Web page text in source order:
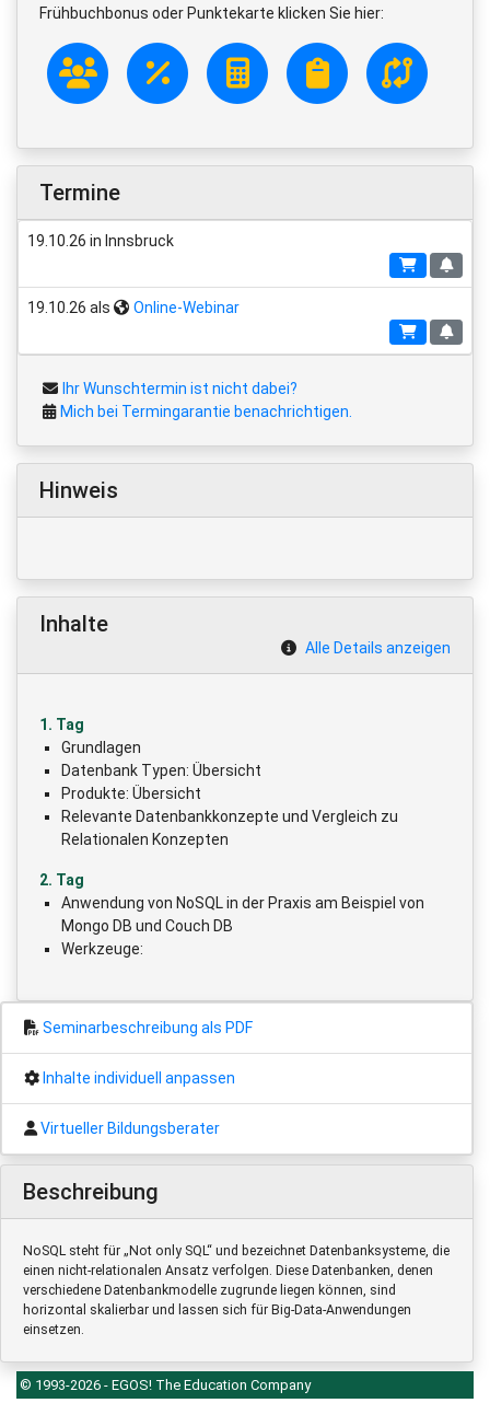
Frühbuchbonus oder Punktekarte klicken Sie hier:
Termine
19.10.26 in Innsbruck
19.10.26 als Online-Webinar
Ihr Wunschtermin ist nicht dabei?
Mich bei Termingarantie benachrichtigen.
Hinweis
Inhalte
Alle Details anzeigen
1. Tag
Grundlagen
Datenbank Typen: Übersicht
Produkte: Übersicht
Relevante Datenbankkonzepte und Vergleich zu
Relationalen Konzepten
2. Tag
Anwendung von NoSQL in der Praxis am Beispiel von
Mongo DB und Couch DB
Werkzeuge:
Seminarbeschreibung als PDF
Inhalte individuell anpassen
Virtueller Bildungsberater
Beschreibung
NoSQL steht für „Not only SQL“ und bezeichnet Datenbanksysteme, die
einen nicht-relationalen Ansatz verfolgen. Diese Datenbanken, denen
verschiedene Datenbankmodelle zugrunde liegen können, sind
horizontal skalierbar und lassen sich für Big-Data-Anwendungen
einsetzen.
© 1993-2026 - EGOS! The Education Company